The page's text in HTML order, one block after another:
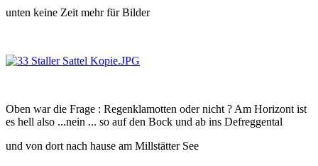
unten keine Zeit mehr für Bilder
Oben war die Frage : Regenklamotten oder nicht ? Am Horizont ist
es hell also ...nein ... so auf den Bock und ab ins Defreggental
und von dort nach hause am Millstätter See